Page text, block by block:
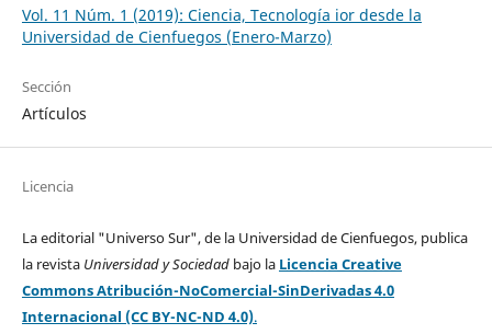
Vol. 11 Núm. 1 (2019): Ciencia, Tecnología ior desde la
Universidad de Cienfuegos (Enero-Marzo)
Sección
Artículos
Licencia
La editorial "Universo Sur", de la Universidad de Cienfuegos, publica
la revista Universidad y Sociedad bajo la Licencia Creative
Commons Atribución-NoComercial-SinDerivadas 4.0
Internacional (CC BY-NC-ND 4.0).